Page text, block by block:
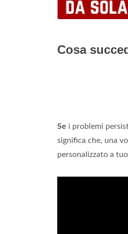
Cosa
Se i problemi
significa che, una
personalizzato a